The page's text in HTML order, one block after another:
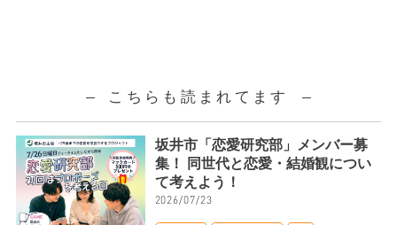
こちらも読まれてます
坂井市「恋愛研究部」メンバー募
集！ 同世代と恋愛・結婚観につい
て考えよう！
2026/07/23